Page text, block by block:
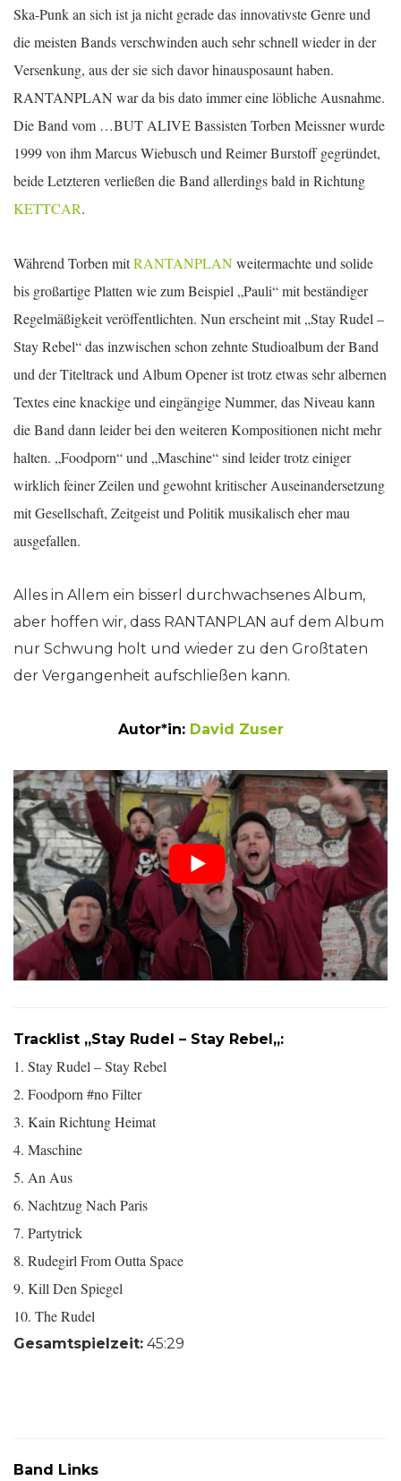
Ska-Punk an sich ist ja nicht gerade das innovativste Genre und
die meisten Bands verschwinden auch sehr schnell wieder in der
Versenkung, aus der sie sich davor hinausposaunt haben.
RANTANPLAN war da bis dato immer eine löbliche Ausnahme.
Die Band vom …BUT ALIVE Bassisten Torben Meissner wurde
1999 von ihm Marcus Wiebusch und Reimer Burstoff gegründet,
beide Letzteren verließen die Band allerdings bald in Richtung
KETTCAR.
Während Torben mitRANTANPLANweitermachte und solide
bis großartige Platten wie zum Beispiel „Pauli“ mit beständiger
Regelmäßigkeit veröffentlichten. Nun erscheint mit „Stay Rudel –
Stay Rebel“ das inzwischen schon zehnte Studioalbum der Band
und der Titeltrack und Album Opener ist trotz etwas sehr albernen
Textes eine knackige und eingängige Nummer, das Niveau kann
die Band dann leider bei den weiteren Kompositionen nicht mehr
halten. „Foodporn“ und „Maschine“ sind leider trotz einiger
wirklich feiner Zeilen und gewohnt kritischer Auseinandersetzung
mit Gesellschaft, Zeitgeist und Politik musikalisch eher mau
ausgefallen.
Alles in Allem ein bisserl durchwachsenes Album,
aber hoffen wir, dass RANTANPLAN auf dem Album
nur Schwung holt und wieder zu den Großtaten
der Vergangenheit aufschließen kann.
Autor*in: David Zuser
Tracklist „Stay Rudel – Stay Rebel„:
1. Stay Rudel – Stay Rebel
2. Foodporn #no Filter
3. Kain Richtung Heimat
4. Maschine
5. An Aus
6. Nachtzug Nach Paris
7. Partytrick
8. Rudegirl From Outta Space
9. Kill Den Spiegel
10. The Rudel
Gesamtspielzeit: 45:29
Band Links